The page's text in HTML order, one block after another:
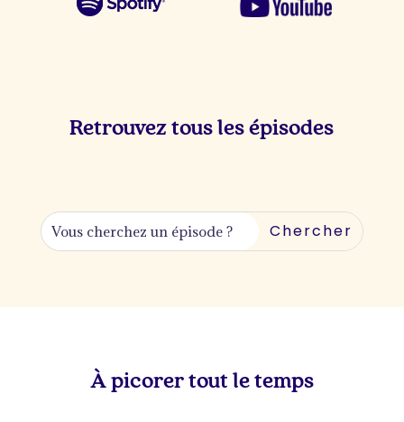
Retrouvez tous les épisodes
À picorer tout le temps